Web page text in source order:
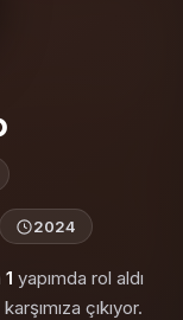
2024
1 yapımda rol aldı
çıkıyor.